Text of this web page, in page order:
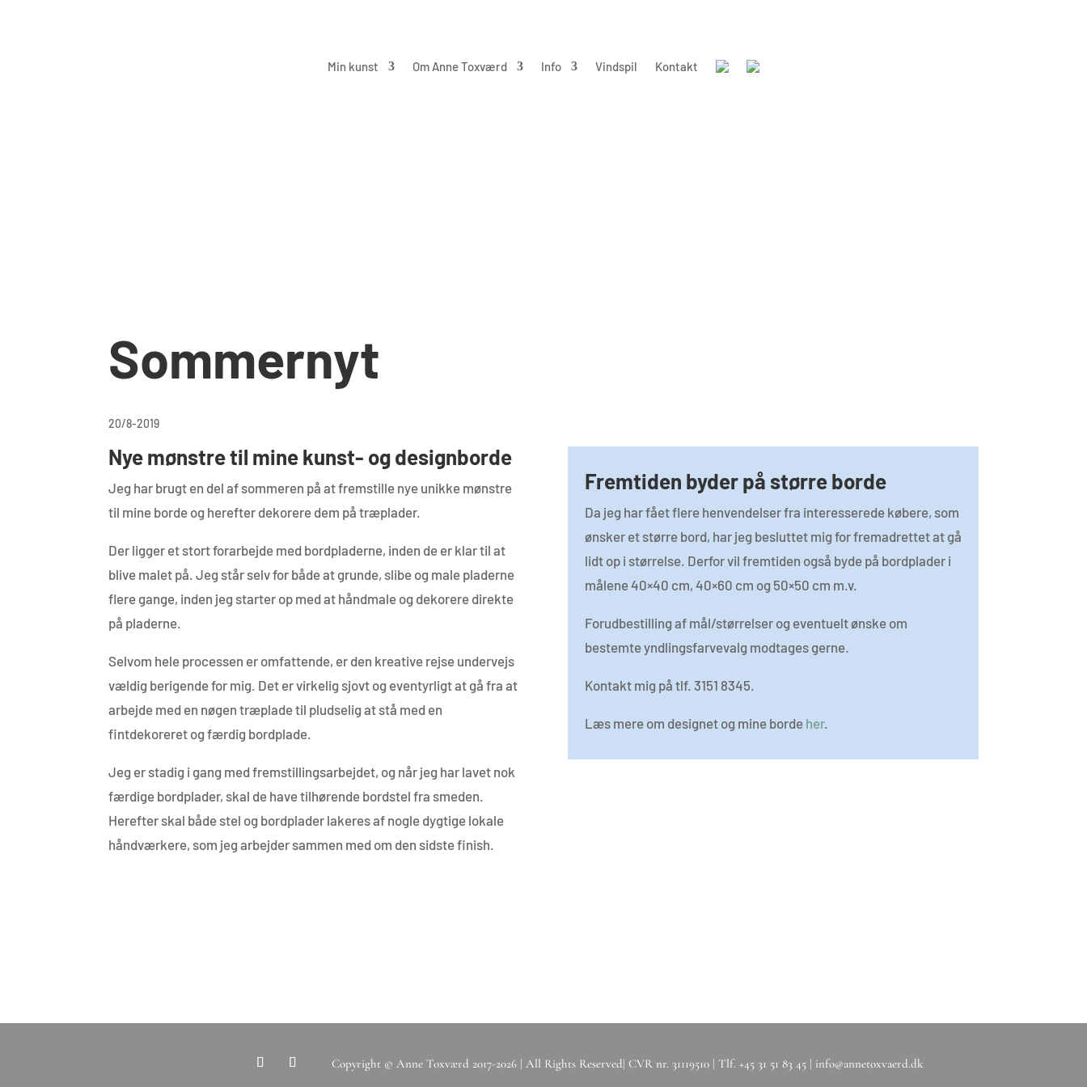
Min kunst Om Anne Toxværd Info Vindspil Kontakt
Sommernyt
20/8-2019
Nye mønstre til mine kunst- og designborde
Jeg har brugt en del af sommeren på at fremstille nye unikke mønstre
til mine borde og herefter dekorere dem på træplader.
Der ligger et stort forarbejde med bordpladerne, inden de er klar til at
blive malet på. Jeg står selv for både at grunde, slibe og male pladerne
flere gange, inden jeg starter op med at håndmale og dekorere direkte
på pladerne.
Selvom hele processen er omfattende, er den kreative rejse undervejs
vældig berigende for mig. Det er virkelig sjovt og eventyrligt at gå fra at
arbejde med en nøgen træplade til pludselig at stå med en
fintdekoreret og færdig bordplade.
Jeg er stadig i gang med fremstillingsarbejdet, og når jeg har lavet nok
færdige bordplader, skal de have tilhørende bordstel fra smeden.
Herefter skal både stel og bordplader lakeres af nogle dygtige lokale
håndværkere, som jeg arbejder sammen med om den sidste finish.
Fremtiden byder på større borde
Da jeg har fået flere henvendelser fra interesserede købere, som
ønsker et større bord, har jeg besluttet mig for fremadrettet at gå
lidt op i størrelse. Derfor vil fremtiden også byde på bordplader i
målene 40×40 cm, 40×60 cm og 50×50 cm m.v.
Forudbestilling af mål/størrelser og eventuelt ønske om
bestemte yndlingsfarvevalg modtages gerne.
Kontakt mig på tlf. 3151 8345.
Læs mere om designet og mine borde her.
Copyright © Anne Toxværd 2017-2026 | All Rights Reserved| CVR nr. 31119510 | Tlf. +45 31 51 83 45 | info@annetoxvaerd.dk